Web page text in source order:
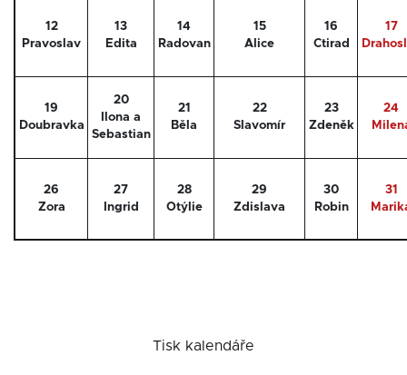
12
Pravoslav
13
Edita
14
Radovan
15
Alice
16
Ctirad
17
19
Doubravka
20
Ilona a
Sebastian
21
Běla
22
Slavomír
23
Zdeněk
24
26
Zora
27
Ingrid
28
Otýlie
29
Zdislava
30
Robin
31
Tisk kalendáře